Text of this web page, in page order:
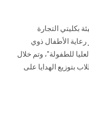
بكليتي التجارة
رعاية الأطفال ذوي
للطفولة"، وتم خلال
بتوزيع الهدايا على